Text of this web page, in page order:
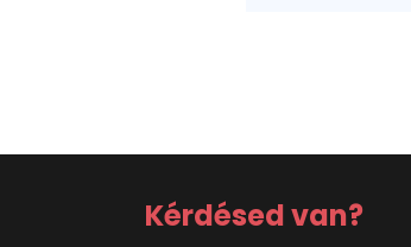
Kérdésed van?